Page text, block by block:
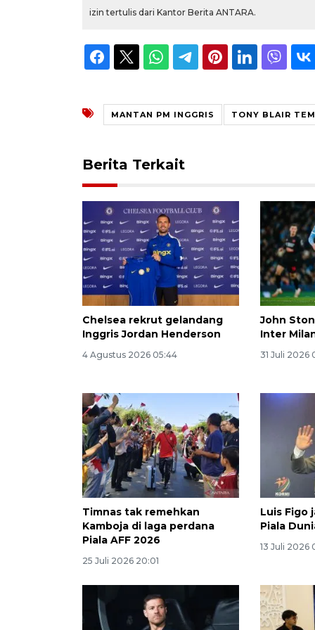
izin tertulis dari Kantor Berita ANTARA.
MANTAN PM INGGRIS TONY BLAIR
Berita Terkait
Chelsea rekrut gelandang
Inggris Jordan Henderson
4 Agustus 2026 05:44
John
Inter
31 Juli 2026
Timnas tak remehkan
Kamboja di laga perdana
Piala AFF 2026
25 Juli 2026 20:01
Luis Figo
Piala
13 Juli 2026